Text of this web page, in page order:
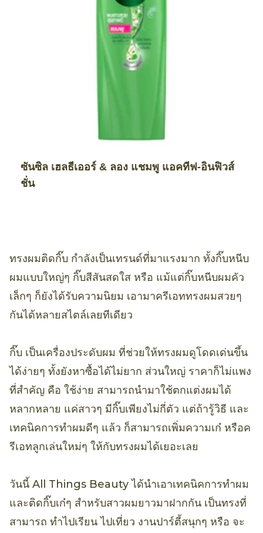
ซันซิล เฮลธีเออร์ & ลอง แชมพู แอคทีฟ-อินฟิวส์
ชั่น
ทรงผมติดกิ๊บ กำลังเป็นเทรนด์ที่มาแรงมาก ทั้งกิ๊บหนีบ
ผมแบบใหญ่ๆ กิ๊บสีสันสดใส หรือ แม้แต่กิ๊บหนีบผมคัว
เล็กๆ ก็ยังได้รับความนิยม เอามาครีเอททรงผมสวยๆ
กันได้หลายสไตล์เลยทีเดียว
กิ๊บ เป็นเครื่องประดับผม ที่ช่วยให้ทรงผมดูโดดเด่นขึ้น
ได้ง่ายๆ ทั้งยังหาซื้อได้ไม่ยาก ส่วนใหญ่ ราคาก็ไม่แพง
ที่สำคัญ คือ ใช้ง่าย สามารถนำมาใช้ตกแต่งผมได้
หลากหลาย แค่สาวๆ มีกิ๊บเพียงไม่กี่ตัว แต่ถ้ารู้วิธี และ
เทคนิคการทำผมดีๆ แล้ว ก็สามารถเพิ่มความเก๋ หรือค
รีเอทลูกเล่นใหม่ๆ ให้กับทรงผมได้เยอะเลย
วันนี้ All Things Beauty ได้นำเอาเทคนิคการทำผม
และติดกิ๊บเก๋ๆ สำหรับสาวผมยาวมาฝากกัน เป็นทรงที่
สามารถ ทำไปเรียน ไปเที่ยว งานปาร์ตี้สนุกๆ หรือ จะ